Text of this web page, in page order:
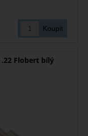
Flobert bílý